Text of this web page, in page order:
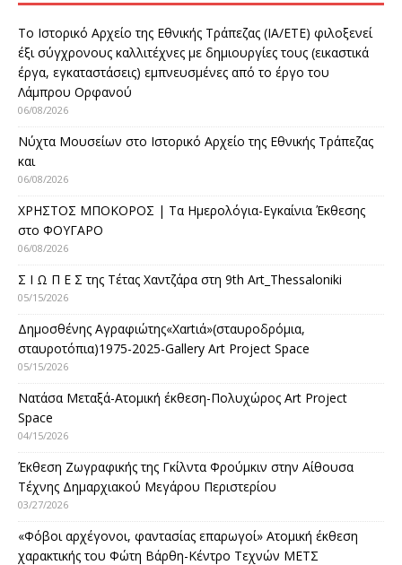
Το Ιστορικό Αρχείο της Εθνικής Τράπεζας (ΙΑ/ΕΤΕ) φιλοξενεί
έξι σύγχρονους καλλιτέχνες με δημιουργίες τους (εικαστικά
έργα, εγκαταστάσεις) εμπνευσμένες από το έργο του
Λάμπρου Ορφανού
06/08/2026
Νύχτα Μουσείων στο Ιστορικό Αρχείο της Εθνικής Τράπεζας
και
06/08/2026
ΧΡΗΣΤΟΣ ΜΠΟΚΟΡΟΣ | Τα Ημερολόγια-Εγκαίνια Έκθεσης
στο ΦΟΥΓΑΡΟ
06/08/2026
Σ Ι Ω Π Ε Σ της Τέτας Χαντζάρα στη 9th Art_Thessaloniki
05/15/2026
Δημοσθένης Αγραφιώτης«Xαrtιά»(σταυροδρόμια,
σταυροτόπια)1975-2025-Gallery Art Project Space
05/15/2026
Νατάσα Μεταξά-Ατομική έκθεση-Πολυχώρος Art Project
Space
04/15/2026
Έκθεση Ζωγραφικής της Γκίλντα Φρούμκιν στην Αίθουσα
Τέχνης Δημαρχιακού Μεγάρου Περιστερίου
03/27/2026
«Φόβοι αρχέγονοι, φαντασίας επαρωγοί» Ατομική έκθεση
χαρακτικής του Φώτη Βάρθη-Κέντρο Τεχνών ΜΕΤΣ